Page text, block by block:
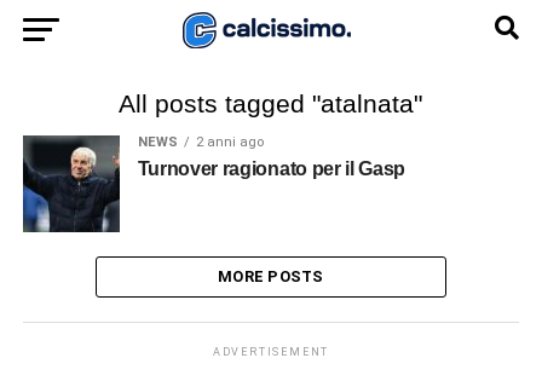
All posts tagged "atalnata"
NEWS 2 anni ago
Turnover ragionato per il Gasp
MORE POSTS
ADVERTISEMENT